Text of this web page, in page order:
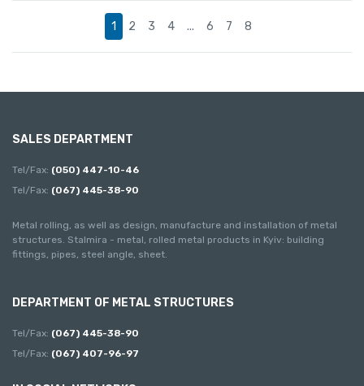
1 2 3 4 ... 6 7 8
SALES DEPARTMENT
Tel/Fax: (050) 447-10-46
Tel/Fax: (067) 445-38-90
Metal rolling, as well as design, manufacture and installation of metal
structures. Stalmira - metal, rolled metal products in Kyiv: building
fittings, pipes, steel angle, sheet.
DEPARTMENT OF METAL STRUCTURES
Tel/Fax: (067) 445-38-90
Tel/Fax: (067) 407-96-97